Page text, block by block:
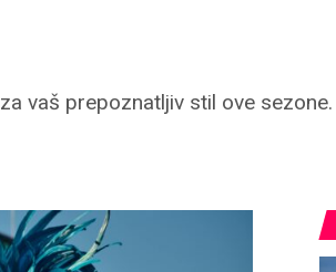
vaš prepoznatljiv stil ove sezone.